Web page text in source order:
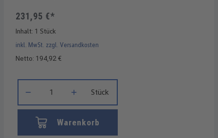
231,95 €*
Inhalt: 1 Stück
inkl. MwSt. zzgl. Versandkosten
Netto: 194,92 €
Stück
Warenkorb